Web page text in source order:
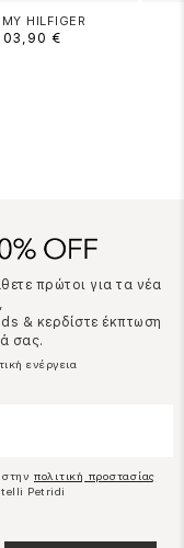
HILFIGER
€
πρώτοι για τα νέα
& κερδίστε έκπτωση
σας.
ενέργεια
πολιτική προστασίας
Petridi